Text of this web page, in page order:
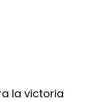
la victoria